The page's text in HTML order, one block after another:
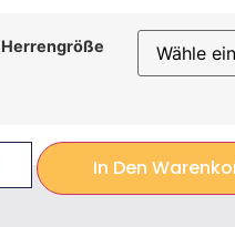
Herrengröße
In Den